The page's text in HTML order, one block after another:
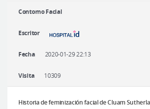
Contorno Facial
Escritor
Fecha 2020-01-29 22:13
Visita 10309
Historia de feminización facial de Cluam